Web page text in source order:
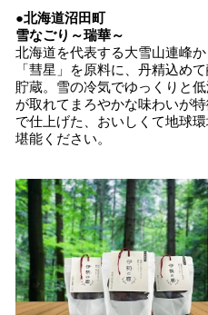
●北海道沼田町
雪なごり～瑞華～
北海道を代表する大雪山連峰
「彗星」を原料に、丹精込め
貯蔵。雪の冷気でゆっくりと
が取れてまろやかな味わいが
で仕上げた、おいしくて地球
堪能ください。